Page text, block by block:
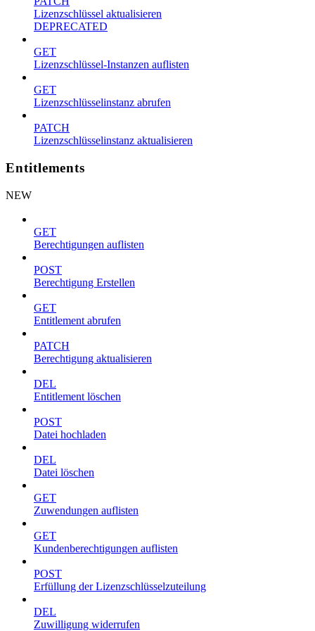
Lizenzschlüssel aktualisieren
DEPRECATED
GET
Lizenzschlüssel-Instanzen auflisten
GET
Lizenzschlüsselinstanz abrufen
PATCH
Lizenzschlüsselinstanz aktualisieren
Entitlements
NEW
GET
Berechtigungen auflisten
POST
Berechtigung Erstellen
GET
Entitlement abrufen
PATCH
Berechtigung aktualisieren
DEL
Entitlement löschen
POST
Datei hochladen
DEL
Datei löschen
GET
Zuwendungen auflisten
GET
Kundenberechtigungen auflisten
POST
Erfüllung der Lizenzschlüsselzuteilung
DEL
Zuwilligung widerrufen